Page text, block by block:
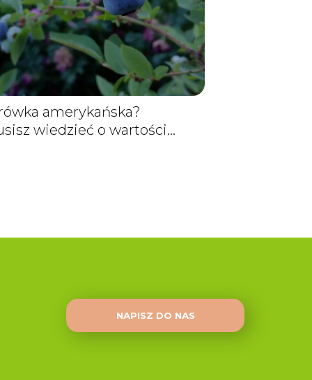
amerykańska?
wiedzieć o wartości
NAPISZ DO NAS